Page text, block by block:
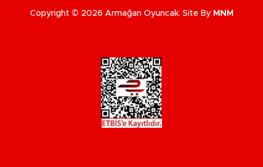
Copyright © 2026 Armağan Oyuncak. Site By MNM